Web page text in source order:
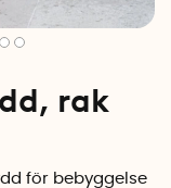
rak
för bebyggelse